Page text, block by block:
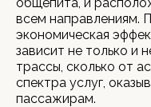
всем направлениям.
экономическая
зависит не только и
трассы, сколько от
спектра услуг,
пассажирам.